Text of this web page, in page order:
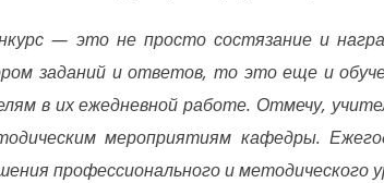
— это не просто состязание и
заданий и ответов, то это еще и
в их ежедневной работе. Отмечу,
мероприятиям кафедры.
профессионального и методического